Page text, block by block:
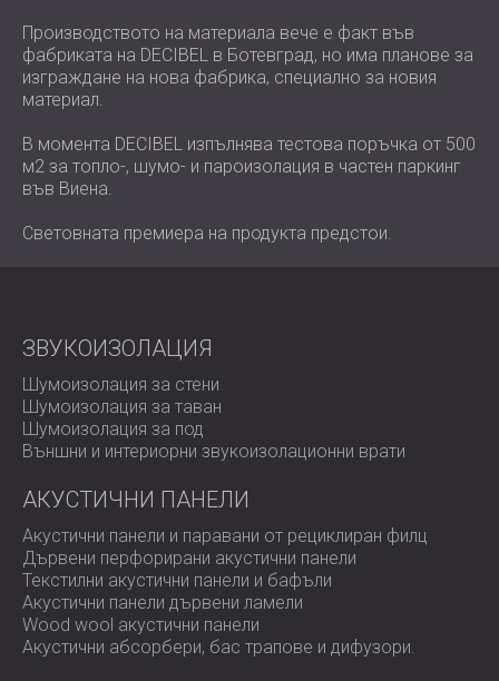
Производството на материала вече е факт във
фабриката на DECIBEL в Ботевград, но има планове за
изграждане на нова фабрика, специално за новия
материал.
В момента DECIBEL изпълнява тестова поръчка от 500
м2 за топло-, шумо- и пароизолация в частен паркинг
във Виена.
Световната премиера на продукта предстои.
ЗВУКОИЗОЛАЦИЯ
Шумоизолация за стени
Шумоизолация за таван
Шумоизолация за под
Външни и интериорни звукоизолационни врати
АКУСТИЧНИ ПАНЕЛИ
Акустични панели и паравани от рециклиран филц
Дървени перфорирани акустични панели
Текстилни акустични панели и бафъли
Акустични панели дървени ламели
Wood wool акустични панели
Акустични абсорбери, бас трапове и дифузoри.